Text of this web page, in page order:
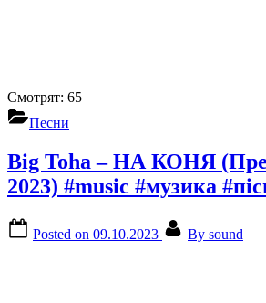
Смотрят: 65
Песни
Big Toha – НА КОНЯ
2023) #music #музика
Posted on 09.10.2023 By sound